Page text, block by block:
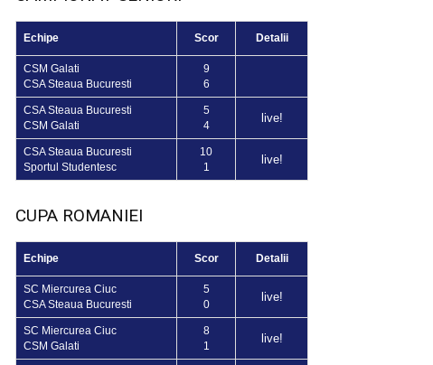
Echipe Scor Detalii
CSM Galati
CSA Steaua Bucuresti
9
6
CSA Steaua Bucuresti
CSM Galati
5
4
live!
CSA Steaua Bucuresti
Sportul Studentesc
10
1
live!
CUPA ROMANIEI
Echipe Scor Detalii
SC Miercurea Ciuc
CSA Steaua Bucuresti
5
0
live!
SC Miercurea Ciuc
CSM Galati
8
1
live!